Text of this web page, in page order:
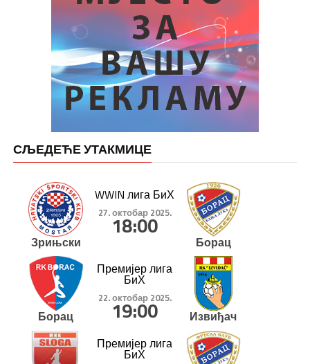
СЉЕДЕЋЕ УТАКМИЦЕ
Зрињски
WWIN лига БиХ
27. октобар 2025.
18:00
Борац
Борац
Премијер лига
БиХ
22. октобар 2025.
19:00 Извиђач
Премијер лига
БиХ